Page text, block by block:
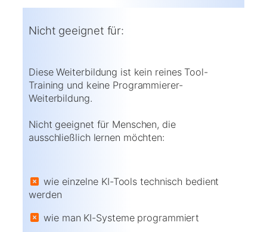
Nicht geeignet für:
Diese Weiterbildung ist kein reines Tool-
Training und keine Programmierer-
Weiterbildung.
Nicht geeignet für Menschen, die
ausschließlich lernen möchten:
wie einzelne KI-Tools technisch bedient
werden
wie man KI-Systeme programmiert